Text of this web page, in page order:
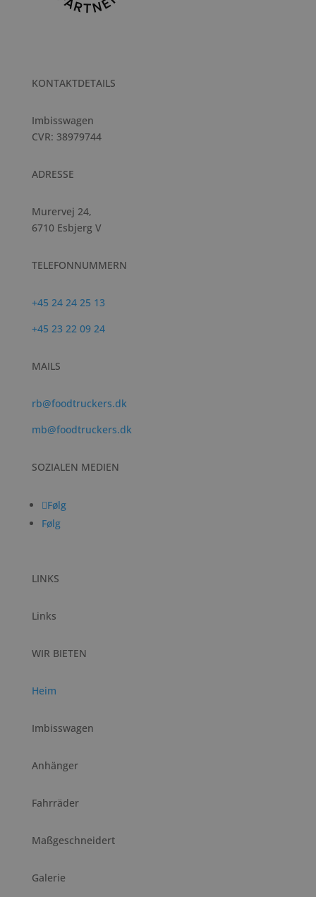
KONTAKTDETAILS
Imbisswagen
CVR: 38979744
ADRESSE
Murervej 24,
6710 Esbjerg V
TELEFONNUMMERN
+45 24 24 25 13
+45 23 22 09 24
MAILS
rb@foodtruckers.dk
mb@foodtruckers.dk
SOZIALEN MEDIEN
Følg
Følg
LINKS
Links
WIR BIETEN
Heim
Imbisswagen
Anhänger
Fahrräder
Maßgeschneidert
Galerie